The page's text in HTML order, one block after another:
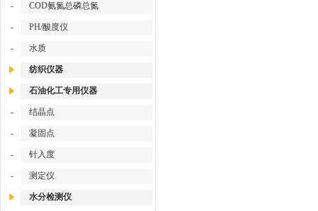
- COD氨氮总磷总氮
- PH/酸度仪
- 水质
纺织仪器
石油化工专用仪器
- 结晶点
- 凝固点
- 针入度
- 测定仪
水分检测仪